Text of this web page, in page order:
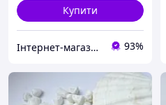
Купити
Інтернет-магазин "Онікс" 93%